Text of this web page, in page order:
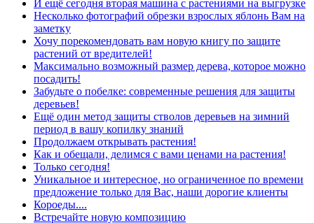
И ещё сегодня вторая машина с растениями на выгрузке
Несколько фотографий обрезки взрослых яблонь Вам на
заметку
Хочу порекомендовать вам новую книгу по защите
растений от вредителей!
Максимально возможный размер дерева, которое можно
посадить!
Забудьте о побелке: современные решения для защиты
деревьев!
Ещё один метод защиты стволов деревьев на зимний
период в вашу копилку знаний
Продолжаем открывать растения!
Как и обещали, делимся с вами ценами на растения!
Только сегодня!
Уникальное и интересное, но ограниченное по времени
предложение только для Вас, наши дорогие клиенты
Короеды....
Встречайте новую композицию